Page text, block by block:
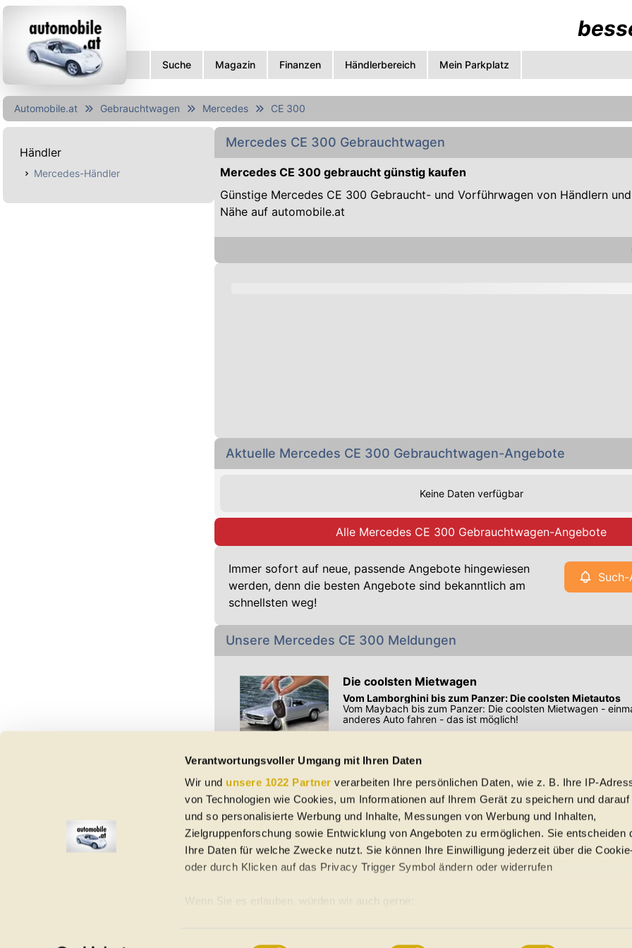
Verantwortungsvoller Umgang mit Ihren Daten
Wir und unsere 1022 Partner verarbeiten Ihre persönlichen Daten, wie z. B. Ihre IP-
von Technologien wie Cookies, um Informationen auf Ihrem Gerät zu speichern und
und so personalisierte Werbung und Inhalte, Messungen von Werbung und Inhalten,
Zielgruppenforschung sowie Entwicklung von Angeboten zu ermöglichen. Sie entscheiden
Ihre Daten für welche Zwecke nutzt. Sie können Ihre Einwilligung jederzeit über die
oder durch Klicken auf das Privacy Trigger Symbol ändern oder widerrufen
Wenn Sie es erlauben, würden wir auch gerne:
Suche Magazin Finanzen Händlerbereich Mein Parkplatz
Automobile.at Gebrauchtwagen Mercedes CE 300
Mercedes CE 300 Gebrauchtwagen
Mercedes CE 300 gebraucht günstig kaufen
Günstige Mercedes CE 300 Gebraucht- und Vorführwagen von Händlern
Nähe auf automobile.at
Aktuelle Mercedes CE 300 Gebrauchtwagen-Angebote
Keine Daten verfügbar
Alle Mercedes CE 300 Gebrauchtwagen-Angebote
Immer sofort auf neue, passende Angebote hingewiesen
werden, denn die besten Angebote sind bekanntlich am
schnellsten weg!
Unsere Mercedes CE 300 Meldungen
Die coolsten Mietwagen
Vom Lamborghini bis zum Panzer: Die coolsten Mietautos
Vom Maybach bis zum Panzer: Die coolsten Mietwagen -
anderes Auto fahren - das ist möglich!
Preisangaben in den Meldungen gelten für Deutschland. Quelle: Auto-News
Vorbehaltlich Irrtümer, Schreibfehler und Zwischenverkauf. Hinweis: Technische Daten,
etc. beziehen sich auf EU-Normen sowie auf Neuwagen. automobile.at übernimmt entsprechend
Nutzungsbedingungen keine Gewähr für die Richtigkeit der Angaben.
Händler
Mercedes-Händler